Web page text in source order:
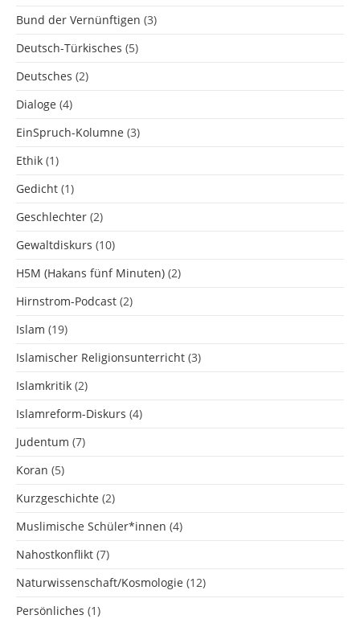
Bund der Vernünftigen (3)
Deutsch-Türkisches (5)
Deutsches (2)
Dialoge (4)
EinSpruch-Kolumne (3)
Ethik (1)
Gedicht (1)
Geschlechter (2)
Gewaltdiskurs (10)
H5M (Hakans fünf Minuten) (2)
Hirnstrom-Podcast (2)
Islam (19)
Islamischer Religionsunterricht (3)
Islamkritik (2)
Islamreform-Diskurs (4)
Judentum (7)
Koran (5)
Kurzgeschichte (2)
Muslimische Schüler*innen (4)
Nahostkonflikt (7)
Naturwissenschaft/Kosmologie (12)
Persönliches (1)